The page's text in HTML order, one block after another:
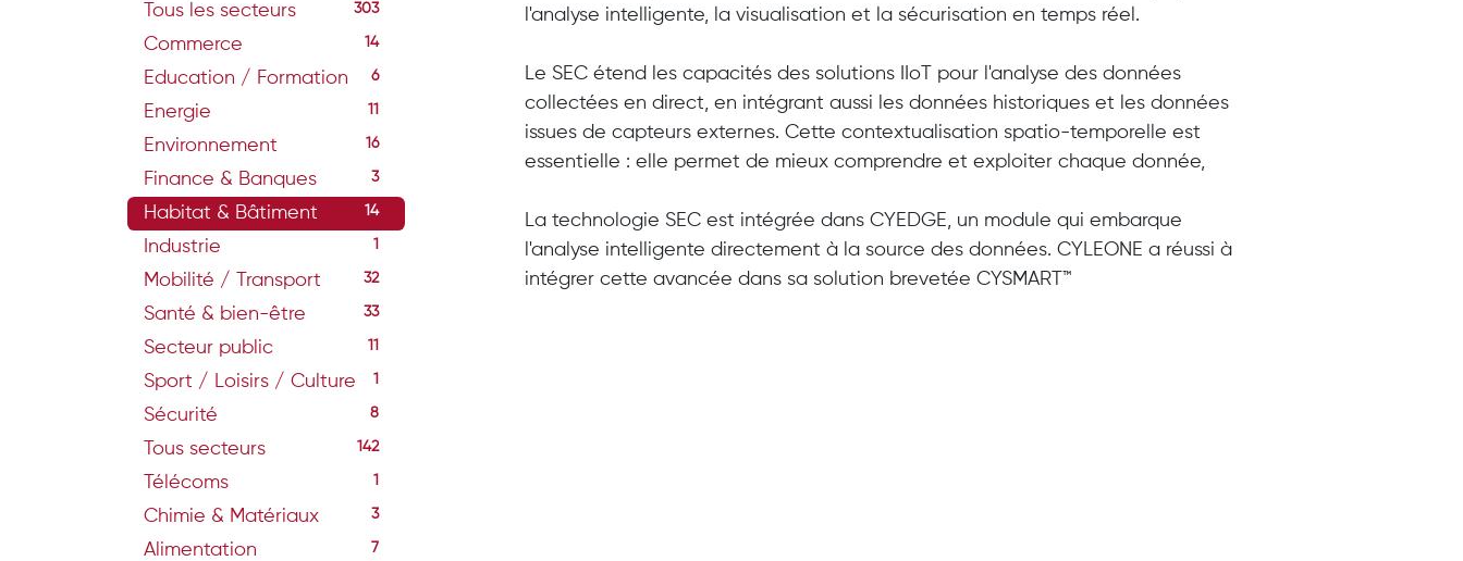
Tous les secteurs 303
Commerce 14
Education / Formation 6
Energie 11
Environnement 16
Finance & Banques 3
Habitat & Bâtiment 14
Industrie 1
Mobilité / Transport 32
Santé & bien-être 33
Secteur public 11
Sport / Loisirs / Culture 1
Sécurité 8
Tous secteurs 142
Télécoms 1
Chimie & Matériaux 3
Alimentation 7
l'analyse intelligente, la visualisation et la sécurisation en temps réel.
Le SEC étend les capacités des solutions IIoT pour l'analyse des données
collectées en direct, en intégrant aussi les données historiques et les données
issues de capteurs externes. Cette contextualisation spatio-temporelle est
essentielle : elle permet de mieux comprendre et exploiter chaque donnée,
La technologie SEC est intégrée dans CYEDGE, un module qui embarque
l'analyse intelligente directement à la source des données. CYLEONE a réussi à
intégrer cette avancée dans sa solution brevetée CYSMART™